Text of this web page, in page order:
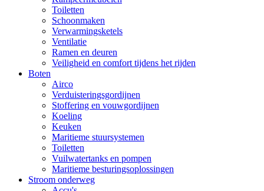
Toiletten
Schoonmaken
Verwarmingsketels
Ventilatie
Ramen en deuren
Veiligheid en comfort tijdens het rijden
Boten
Airco
Verduisteringsgordijnen
Stoffering en vouwgordijnen
Koeling
Keuken
Maritieme stuursystemen
Toiletten
Vuilwatertanks en pompen
Maritieme besturingsoplossingen
Stroom onderweg